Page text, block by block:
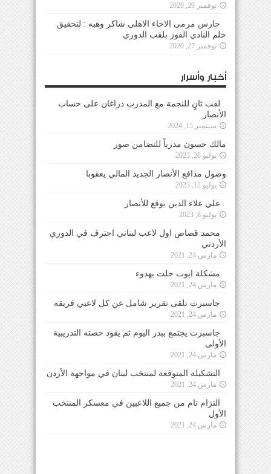
نوفمبر 29, 2020
حارس مرمى الاخاء الاهلي شاكر وهبه : لتحقيق
حلم النادي الفوز بلقب الدوري
نوفمبر 27, 2020
أخبار وأسرار
لقب ثانٍ للنجمة مع المدرب دراغان على حساب
الأنصار
سبتمبر 15, 2024
مالك حسون مدرباً للتضامن صور
يوليو 28, 2023
وصول مدافع الأنصار الجديد المالي يعقوبا
يوليو 12, 2023
علي علاء الدين يوقع للأنصار
يوليو 8, 2023
محمد قصاص اول لاعب لبناني احترف في الدوري
الأردني
مارس 24, 2021
مشكلة ايوب حلت بهدوء
مارس 24, 2021
جاسبرت تلقى تقرير شامل عن كل لاعبي فريقه
مارس 24, 2021
جاسبرت يجتمع ببدر اليوم ثم يقود حصته التدريبية
الأولى
مارس 24, 2021
التشكيلة المتوقعة لمنتخب لبنان في مواجهة الأردن
مارس 24, 2021
التزام تام من جميع اللاعبين في معسكر المنتخب
الأول
مارس 24, 2021